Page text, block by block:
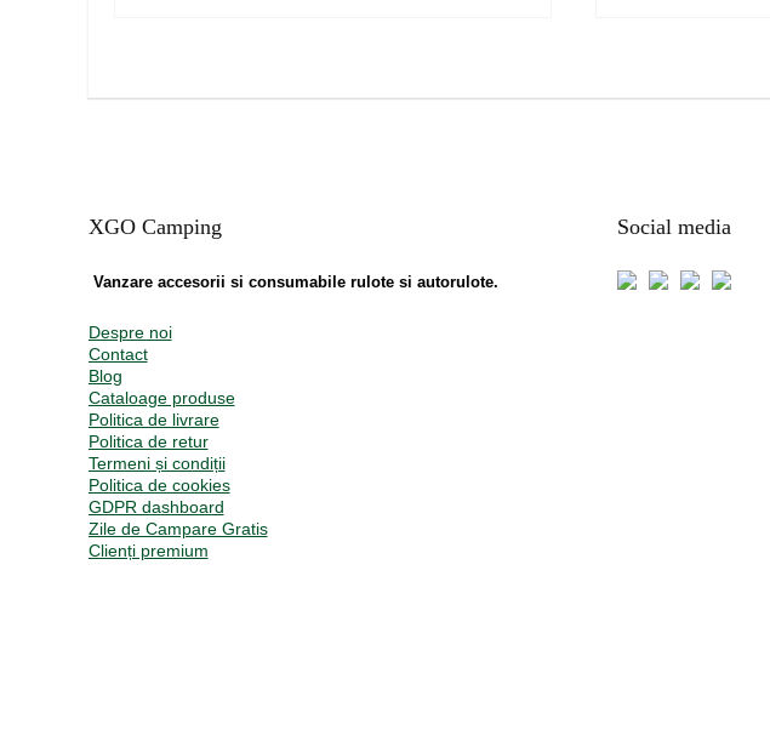
XGO Camping
Vanzare accesorii si consumabile rulote si autorulote.
Despre noi
Contact
Blog
Cataloage produse
Politica de livrare
Politica de retur
Termeni și condiții
Politica de cookies
GDPR dashboard
Zile de Campare Gratis
Clienți premium
Social media